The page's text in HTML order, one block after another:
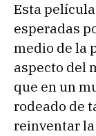
Esta
esperadas
medio de la
aspecto del
que en un
rodeado de
reinventar la